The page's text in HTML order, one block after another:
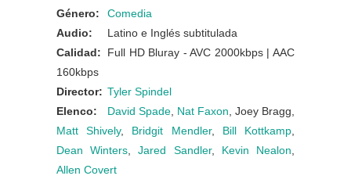
Género:
Comedia
Audio:
Latino e Inglés subtitulada
Calidad:
Full HD Bluray - AVC 2000kbps | AAC
160kbps
Director: Tyler Spindel
Elenco:
David Spade Nat Faxon , Joey Bragg,
Matt Shively, Bridgit Mendler, Bill Kottkamp
Dean Winters ,Jared Sandler, Kevin Nealon
Allen Covert